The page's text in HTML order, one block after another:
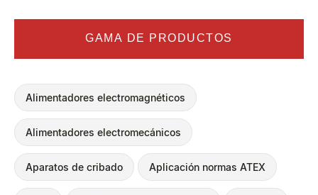
GAMA DE PRODUCTOS
Alimentadores electromagnéticos
Alimentadores electromecánicos
Aparatos de cribado Aplicación normas ATEX